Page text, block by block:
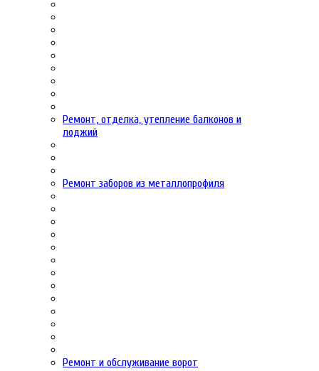
Ремонт, отделка, утепление балконов и
лоджий
Ремонт заборов из металлопрофиля
Ремонт и обслуживание ворот